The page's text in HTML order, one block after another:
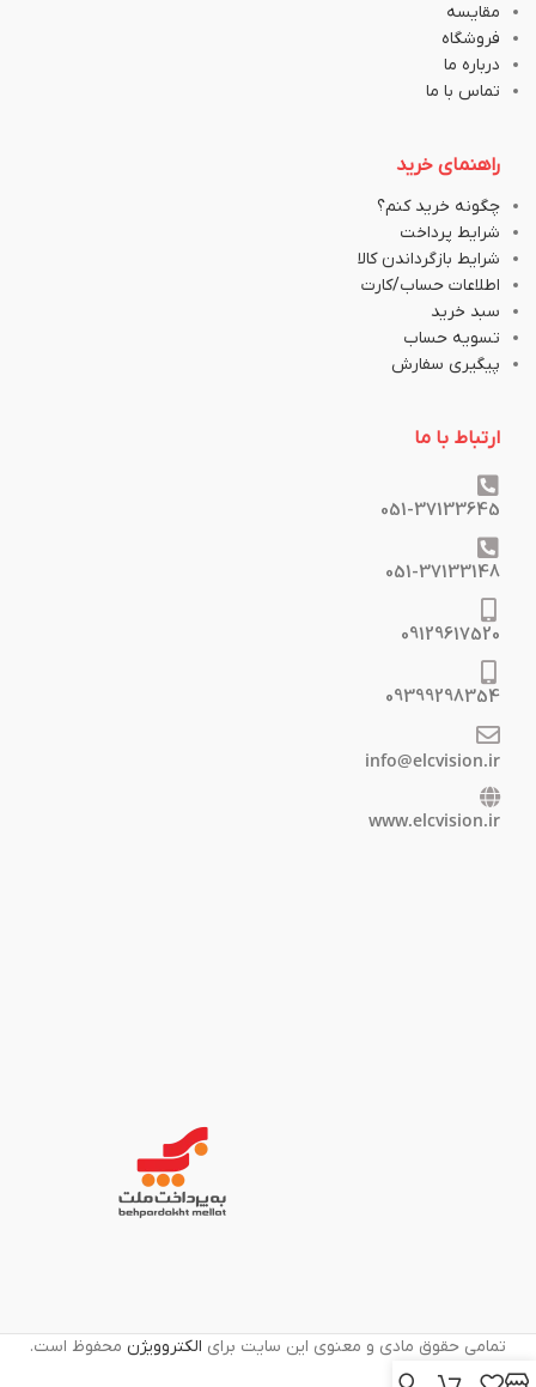
مقایسه
فروشگاه
درباره ما
تماس با ما
راهنمای خرید
چگونه خرید کنم؟
شرایط پرداخت
شرایط بازگرداندن کالا
اطلاعات حساب/کارت
سبد خرید
تسویه حساب
پیگیری سفارش
ارتباط با ما
051-37133645
051-37133148
09129617520
09399298354
info@elcvision.ir
www.elcvision.ir
تمامی حقوق مادی و معنوی این سایت برای الکتروویژن محفوظ است.